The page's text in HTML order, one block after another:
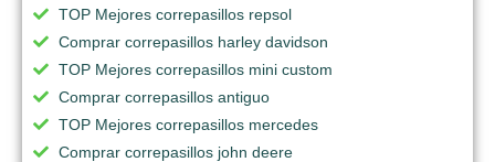
TOP Mejores correpasillos repsol
Comprar correpasillos harley davidson
TOP Mejores correpasillos mini custom
Comprar correpasillos antiguo
TOP Mejores correpasillos mercedes
Comprar correpasillos john deere